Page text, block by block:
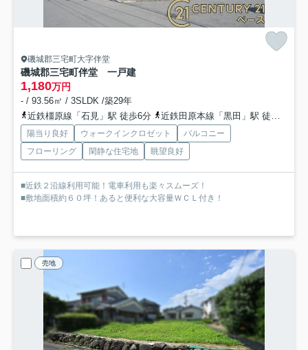
磯城郡三宅町大字伴堂
磯城郡三宅町伴堂 一戸建
1,180万円
- / 93.56㎡ / 3SLDK /築29年
近鉄橿原線「石見」駅 徒歩6分
近鉄田原本線「黒田」駅 徒歩12分
陽当り良好 ウォークインクロゼット
バルコニー
フローリング
閑静な住宅地 眺望良好
■近鉄２沿線利用可能！電車利用も楽々スムーズ！
■敷地面積約６０坪！あると便利な大容量ＷＣＬ付き！
売地